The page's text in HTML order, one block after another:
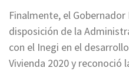
Finalmente, el
disposición de la
con el Inegi en el
Vivienda 2020 y reconoció